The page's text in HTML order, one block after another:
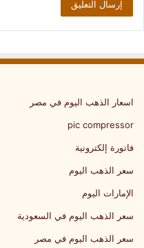
اسعار الذهب اليوم في مصر
pic compressor
فاتورة إلكترونية
سعر الذهب اليوم
الإمارات اليوم
سعر الذهب اليوم في السعودية
سعر الذهب اليوم في مصر